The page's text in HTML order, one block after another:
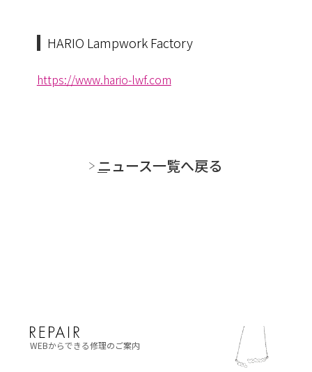
HARIO Lampwork Factory
https://www.hario-lwf.com
ニュース一覧へ戻る
WEBからできる修理のご案内